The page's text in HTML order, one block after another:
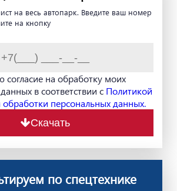
на весь автопарк. Введите ваш номер
на кнопку
согласие на обработку моих
в соответствии с Политикой
персональных данных.
Скачать
по спецтехнике